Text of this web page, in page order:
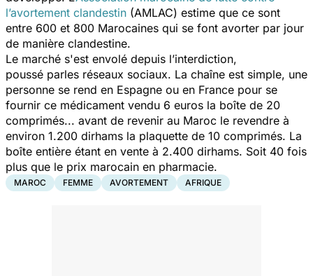
l’avortement clandestin (AMLAC) estime que ce sont
entre 600 et 800 Marocaines qui se font avorter par jour
de manière clandestine.
Le marché s'est envolé depuis l’interdiction,
poussé parles réseaux sociaux. La chaîne est simple, une
personne se rend en Espagne ou en France pour se
fournir ce médicament vendu 6 euros la boîte de 20
comprimés... avant de revenir au Maroc le revendre à
environ 1.200 dirhams la plaquette de 10 comprimés. La
boîte entière étant en vente à 2.400 dirhams. Soit 40 fois
plus que le prix marocain en pharmacie.
MAROC FEMME AVORTEMENT AFRIQUE